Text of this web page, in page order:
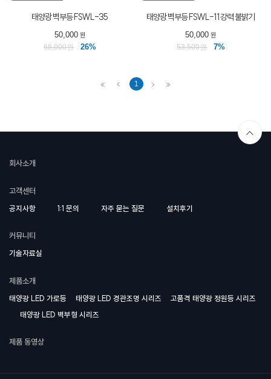
태양광 벽부등 FSWL-35
50,000원
68,000원
26%
태양광 벽부등 FSWL-11 강력 불밝기
50,000 원
53,500원
7%
1
회사소개
고객센터
공지사항 1:1 문의 자주 묻는 질문 설치후기
커뮤니티
기술자료실
제품소개
태양광 LED 가로등 태양광 LED 경관조명 시리즈
고품격 태양광 정원등 시리즈
태양광 LED 벽부형 시리즈
제품 동영상